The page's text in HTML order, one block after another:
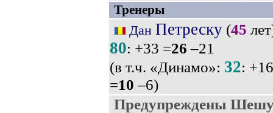
Тренеры
Дан Петреску(45
80: +33 =26 –21
(в т.ч. «Динамо»: 32: +16
=10 –6)
Предупреждены